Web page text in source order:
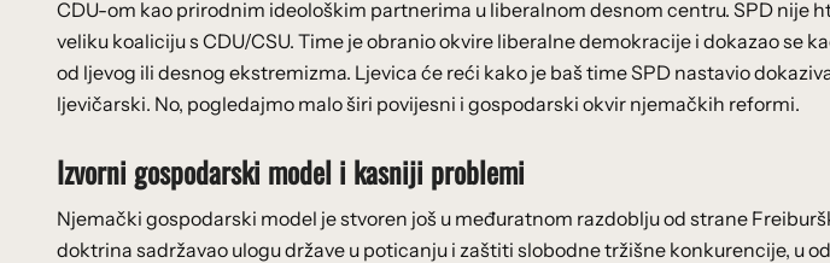
CDU-om kao prirodnim ideološkim partnerima u liberalnom desnom centru. SPD nije
veliku koaliciju s CDU/CSU. Time je obranio okvire liberalne demokracije i dokazao se
od ljevog ili desnog ekstremizma. Ljevica će reći kako je baš time SPD nastavio
ljevičarski. No, pogledajmo malo širi povijesni i gospodarski okvir njemačkih reformi.
Izvorni gospodarski model i kasniji problemi
Njemački gospodarski model je stvoren još u međuratnom razdoblju od strane
doktrina sadržavao ulogu države u poticanju i zaštiti slobodne tržišne konkurencije, u